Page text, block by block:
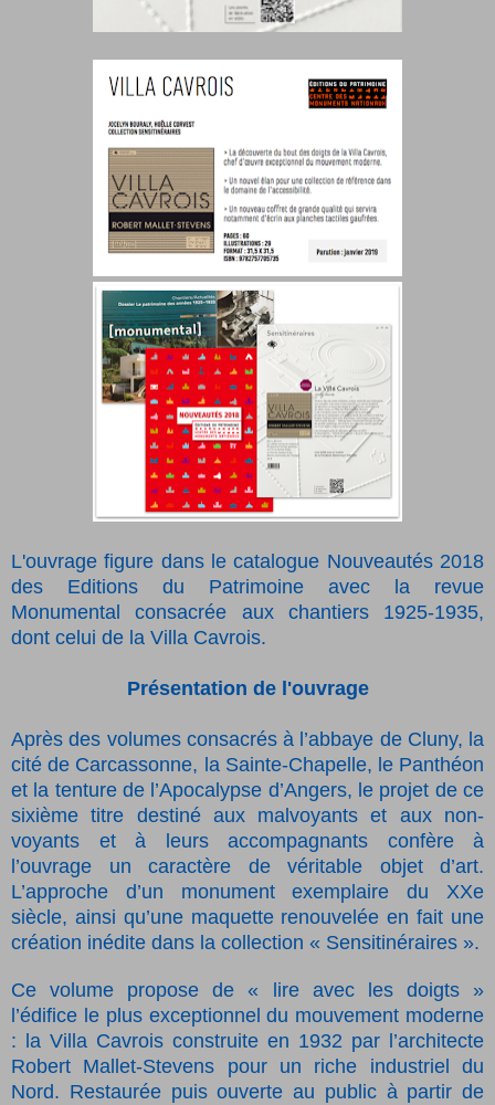
L'ouvrage figure dans le catalogue Nouveautés 2018
des Editions du Patrimoine avec la revue
Monumental consacrée aux chantiers 1925-1935,
dont celui de la Villa Cavrois.
Présentation de l'ouvrage
Après des volumes consacrés à l’abbaye de Cluny, la
cité de Carcassonne, la Sainte-Chapelle, le Panthéon
et la tenture de l’Apocalypse d’Angers, le projet de ce
sixième titre destiné aux malvoyants et aux non-
voyants et à leurs accompagnants confère à
l’ouvrage un caractère de véritable objet d’art.
L’approche d’un monument exemplaire du XXe
siècle, ainsi qu’une maquette renouvelée en fait une
création inédite dans la collection « Sensitinéraires ».
Ce volume propose de « lire avec les doigts »
l’édifice le plus exceptionnel du mouvement moderne
: la Villa Cavrois construite en 1932 par l’architecte
Robert Mallet-Stevens pour un riche industriel du
Nord. Restaurée puis ouverte au public à partir de